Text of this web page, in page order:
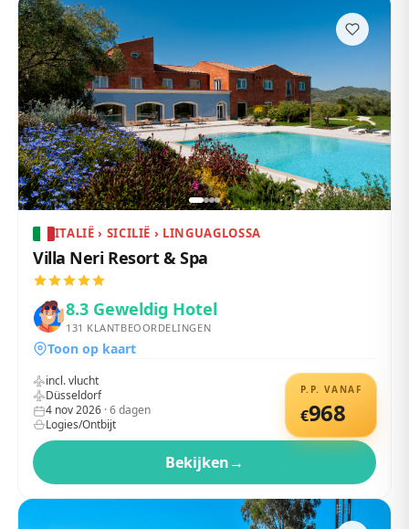
ITALIË › SICILIË › LINGUAGLOSSA
Villa Neri Resort & Spa
8.3 Geweldig Hotel
131 KLANTBEOORDELINGEN
Toon op kaart
P.P. VANAF
€968
incl. vlucht
Düsseldorf
4 nov 2026 ·6dagen
Logies/Ontbijt
Bekijken→